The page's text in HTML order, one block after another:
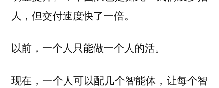
人，但交付速度快了一倍。
以前，一个人只能做一个人的活。
现在，一个人可以配几个智能体，让每个智